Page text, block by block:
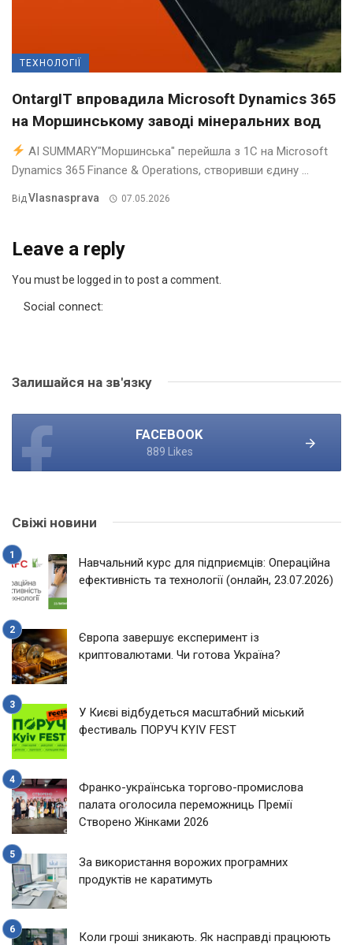
ТЕХНОЛОГІЇ
OntargIT впровадила Microsoft Dynamics 365
на Моршинському заводі мінеральних вод
AI SUMMARY"Моршинська" перейшла з 1С на Microsoft
Dynamics 365 Finance & Operations, створивши єдину ...
Від Vlasnasprava 07.05.2026
Leave a reply
You must be logged in to post a comment.
Social connect:
Залишайся на зв'язку
FACEBOOK
889 Likes
Свіжі новини
Навчальний курс для підприємців: Операційна
ефективність та технології (онлайн, 23.07.2026)
Європа завершує експеримент із
криптовалютами. Чи готова Україна?
У Києві відбудеться масштабний міський
фестиваль ПОРУЧ KYIV FEST
Франко-українська торгово-промислова
палата оголосила переможниць Премії
Створено Жінками 2026
За використання ворожих програмних
продуктів не каратимуть
Коли гроші зникають. Як насправді працюють